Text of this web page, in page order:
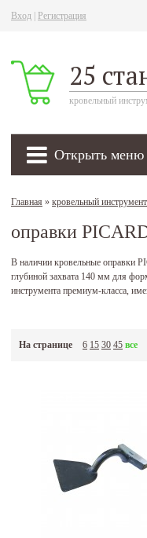
Вход Регистрация
25
кровельный
Открыть меню
Главная » кровельный инструмент
оправки
В наличии кровельные оправки
глубиной захвата 140 мм для
инструмента премиум-класса,
На странице 6 15 30 45 все